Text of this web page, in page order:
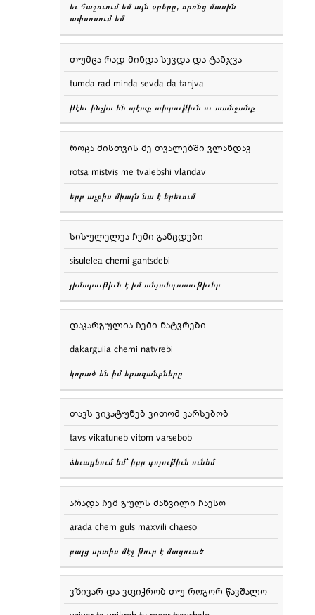
եւ հաշուում եմ այն օրերը, որոնց մասին
ափսոսում եմ
თუმცა რად მინდა სევდა და ტანჯვა
tumda rad minda sevda da tanjva
թէեւ ինչիս են պէտք տխրութիւն ու տանջանք
როცა მისთვის მე თვალებში ვლანდავ
rotsa mistvis me tvalebshi vlandav
երբ աչքիս միայն նա է երեւում
სისულელეა ჩემი განცდები
sisulelea chemi gantsdebi
յիմարութիւն է իմ անյանգստութիւնը
დაკარგულია ჩემი ნატვრები
dakargulia chemi natvrebi
կորած են իմ երազանքները
თავს ვიკატუნებ ვითომ ვარსებობ
tavs vikatuneb vitom varsebob
ձեւացնում եմ՝ իբր գոյութիւն ունեմ
არადა ჩემ გულს მახვილი ჩაესო
arada chem guls maxvili chaeso
բայց սրտիս մէջ թուր է մտցուած
ვზივარ და ვფიქრობ თუ როგორ წავშალო